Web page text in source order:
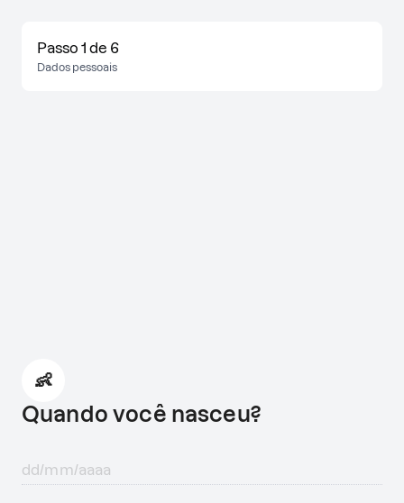
Passo 1 de 6
Dados pessoais
👶
Quando você nasceu?